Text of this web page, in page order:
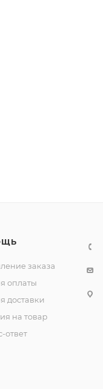
заказа
оплаты
доставки
на товар
ответ